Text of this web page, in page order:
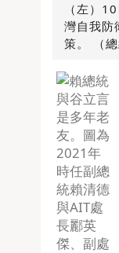
（左）
灣自我防
策。 （總